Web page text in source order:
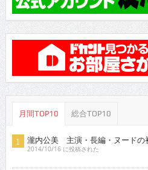
月間TOP10 総合TOP10
瀧内公美 主演・長編・ヌードの
2014/10/16 に投稿された